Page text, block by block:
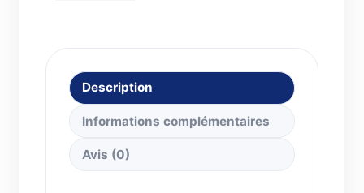
Description
Informations complémentaires
Avis (0)